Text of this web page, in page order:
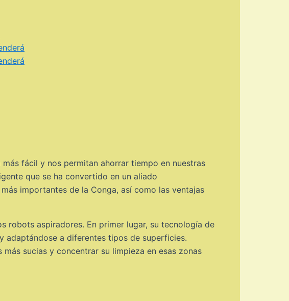
fácil y nos permitan ahorrar tiempo en nuestras
que se ha convertido en un aliado
importantes de la Conga, así como las ventajas
robots aspiradores. En primer lugar, su tecnología de
adaptándose a diferentes tipos de superficies.
sucias y concentrar su limpieza en esas zonas